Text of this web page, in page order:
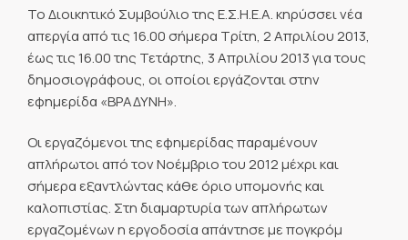
Το Διοικητικό Συμβούλιο της Ε.Σ.Η.Ε.Α. κηρύσσει νέα
απεργία από τις 16.00 σήμερα Τρίτη, 2 Απριλίου 2013,
έως τις 16.00 της Τετάρτης, 3 Απριλίου 2013 για τους
δημοσιογράφους, οι οποίοι εργάζονται στην
εφημερίδα «ΒΡΑΔΥΝΗ».
Οι εργαζόμενοι της εφημερίδας παραμένουν
απλήρωτοι από τον Νοέμβριο του 2012 μέχρι και
σήμερα εξαντλώντας κάθε όριο υπομονής και
καλοπιστίας. Στη διαμαρτυρία των απλήρωτων
εργαζομένων η εργοδοσία απάντησε με πογκρόμ